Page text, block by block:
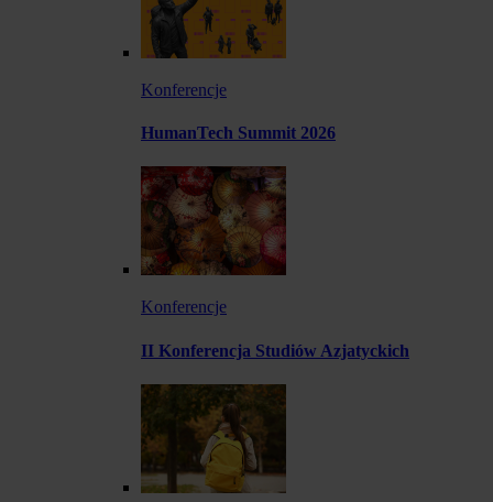
Konferencje
HumanTech Summit 2026
Konferencje
II Konferencja Studiów Azjatyckich